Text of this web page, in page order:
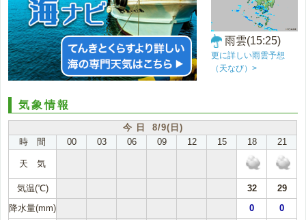
雨雲(15:25)
更に詳しい雨雲予想
（天なび）>
気象情報
今 日 8/9(日)
時 間
00 03 06 09 12 15 18 21
天 気
気温(℃) 32
29
降水量(mm)
0 0